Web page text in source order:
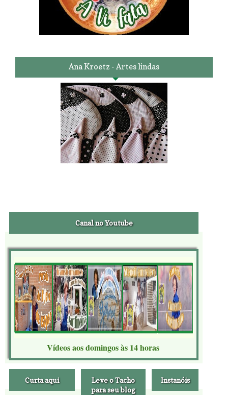
Ana Kroetz - Artes lindas
Canal no Youtube
Vídeos aos domingos às 14 horas
Curta aqui
Leve o Tacho
para seu blog
Instanóis